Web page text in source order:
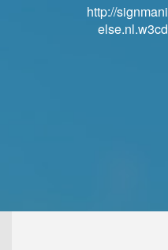
http://
http://